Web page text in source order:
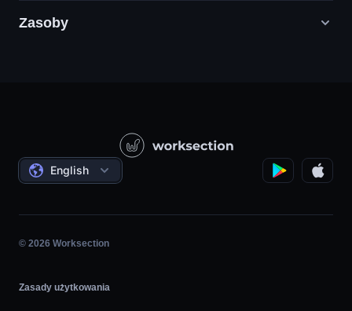
Agencje Digital Marketingu
Projekty Państwowe / Społeczne
Zarządzanie Projektami
Praca na Godziny
Agile
Zasoby
Samouczki wideo
Oferty
English
© 2026 Worksection
Zasady użytkowania